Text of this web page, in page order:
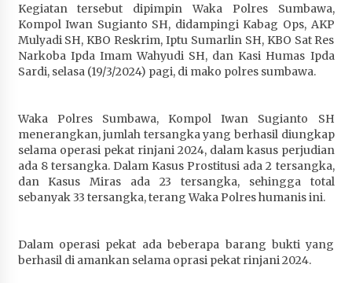
4 minggu ago
Sekretaris Bapperida, Dwi Rahayu, ST,. MM,.
Pimpin Rakor Aksi Konvergensi Percepatan
Penurunan Stunting di Sumbawa
Wabup Ansori Apresiasi Rekomendasi dan
Pandangan Fraksi – Fraksi DPRD Sumbawa
4 minggu ago
Bupati Sumbawa Lepas 487 Atlet dari Berbagai
Cabor yang Akan Berjuang pada PORPROV XII
4 minggu ago
Kegiatan tersebut dipimpin Waka Polres Sumbawa,
Kompol Iwan Sugianto SH, didampingi Kabag Ops, AKP
Mulyadi SH, KBO Reskrim, Iptu Sumarlin SH, KBO Sat Res
Narkoba Ipda Imam Wahyudi SH, dan Kasi Humas Ipda
Sardi, selasa (19/3/2024) pagi, di mako polres sumbawa.
Waka Polres Sumbawa, Kompol Iwan Sugianto SH
menerangkan, jumlah tersangka yang berhasil diungkap
selama operasi pekat rinjani 2024, dalam kasus perjudian
ada 8 tersangka. Dalam Kasus Prostitusi ada 2 tersangka,
dan Kasus Miras ada 23 tersangka, sehingga total
sebanyak 33 tersangka, terang Waka Polres humanis ini.
Dalam operasi pekat ada beberapa barang bukti yang
berhasil di amankan selama oprasi pekat rinjani 2024.